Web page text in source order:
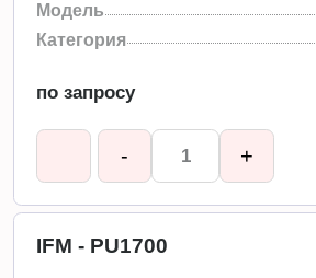
Модель
Категория
по запросу
- +
IFM - PU1700